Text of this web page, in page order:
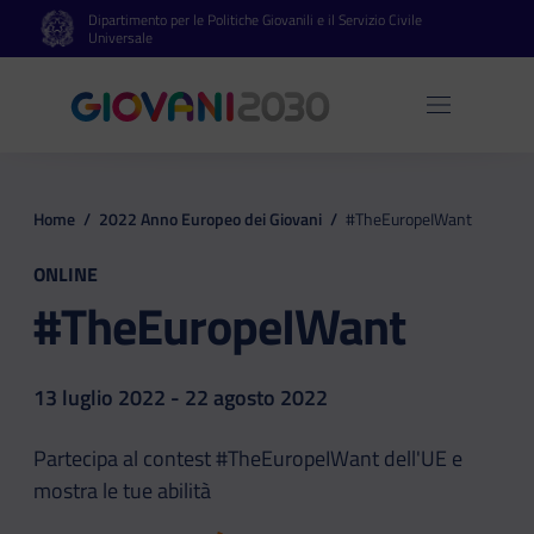
Vai al contenuto principale
Vai al footerDipartimento per le Politiche Giovanili e il Servizio Civile
Universale
Apri
Home / 2022 Anno Europeo dei Giovani / #TheEuropeIWant
ONLINE
#TheEuropeIWant
13 luglio 2022 - 22 agosto 2022
Partecipa al contest #TheEuropeIWant dell'UE e
mostra le tue abilità